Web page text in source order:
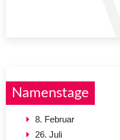
Namenstage
8. Februar
26. Juli